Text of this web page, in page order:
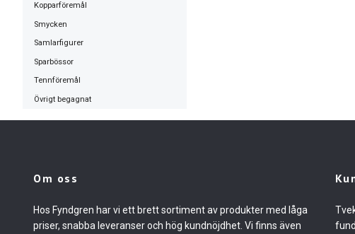
Kopparföremål
Smycken
Samlarfigurer
Sparbössor
Tennföremål
Övrigt begagnat
Om oss
Hos Fyndgren har vi ett brett sortiment av produkter med låga
priser, snabba leveranser och hög kundnöjdhet. Vi finns även